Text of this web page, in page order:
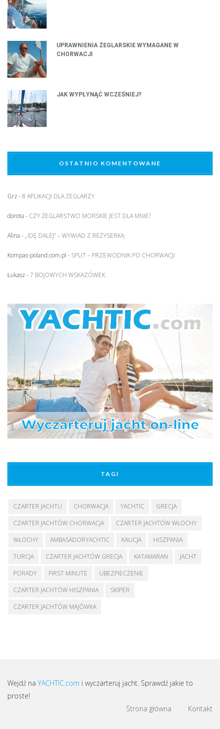
UPRAWNIENIA ŻEGLARSKIE WYMAGANE W
CHORWACJI
JAK WYPŁYNĄĆ WCZEŚNIEJ?
OSTATNIO KOMENTOWANE
Grz-8 APLIKACJI DLA ŻEGLARZY
dorota - CZY ŻEGLARSTWO MORSKIE JEST DLA MNIE?
Alina - „IDĘ DALEJ” – WYWIAD Z REŻYSERKĄ
Kompas-poland.com.pl - SPLIT – PRZEWODNIK PO CHORWACJI
Łukasz-7 BOJOWYCH WSKAZÓWEK
TAGI
CZARTER JACHTU CHORWACJA YACHTIC
GRECJA
CZARTER JACHTÓW CHORWACJA
CZARTER JACHTÓW WŁOCHY
WŁOCHY
AMBASADORYACHTIC KAUCJA
HISZPANIA
TURCJA
CZARTER JACHTÓW GRECJA KATAMARAN
JACHT
PORADY
FIRST MINUTE
UBEZPIECZENIE
CZARTER JACHTÓW HISZPANIA
SKIPER
CZARTER JACHTÓW MAJÓWKA
Wejdź na YACHTIC.com i wyczarteruj jacht. Sprawdź jakie to
proste!
Strona główna
Kontakt